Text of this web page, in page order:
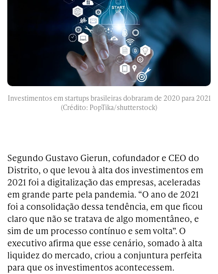
Investimentos em startups brasileiras dobraram de 2020 para 2021
(Crédito: PopTika/shutterstock)
Segundo Gustavo Gierun, cofundador e CEO do
Distrito, o que levou à alta dos investimentos em
2021 foi a digitalização das empresas, aceleradas
em grande parte pela pandemia. “O ano de 2021
foi a consolidação dessa tendência, em que ficou
claro que não se tratava de algo momentâneo, e
sim de um processo contínuo e sem volta”. O
executivo afirma que esse cenário, somado à alta
liquidez do mercado, criou a conjuntura perfeita
para que os investimentos acontecessem.